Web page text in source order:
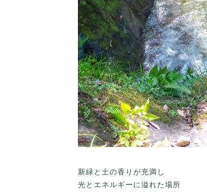
新緑と土の香りが充満し
光と エネルギーに溢れた場所